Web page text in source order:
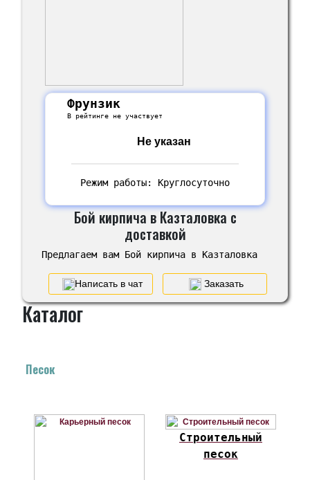
Фрунзик
В рейтинге не участвует
Не указан
Режим работы: Круглосуточно
Бой кирпича в Казталовка с
доставкой
Предлагаем вам Бой кирпича в Казталовка
Написать в чат Заказать
Каталог
Песок
Строительный
песок